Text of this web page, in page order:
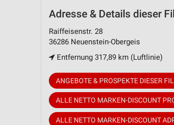
Adresse & Details dieser
Raiffeisenstr. 28
36286 Neuenstein-Obergeis
Entfernung 317,89 km (Luftlinie)
ANGEBOTE & PROSPEKTE DIESER
ALLE NETTO MARKEN-DISCOUNT
ALLE NETTO MARKEN-DISCOUNT